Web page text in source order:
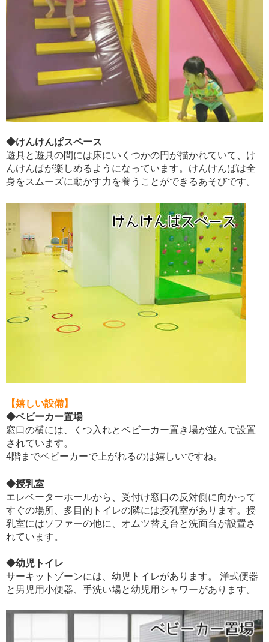
◆けんけんぱスペース
遊具と遊具の間には床にいくつかの円が描かれていて、け
んけんぱが楽しめるようになっています。けんけんぱは全
身をスムーズに動かす力を養うことができるあそびです。
【嬉しい設備】
◆ベビーカー置場
窓口の横には、くつ入れとベビーカー置き場が並んで設置
されています。
4階までベビーカーで上がれるのは嬉しいですね。
◆授乳室
エレベーターホールから、受付け窓口の反対側に向かって
すぐの場所、多目的トイレの隣には授乳室があります。授
乳室にはソファーの他に、オムツ替え台と洗面台が設置さ
れています。
◆幼児トイレ
サーキットゾーンには、幼児トイレがあります。 洋式便器
と男児用小便器、手洗い場と幼児用シャワーがあります。